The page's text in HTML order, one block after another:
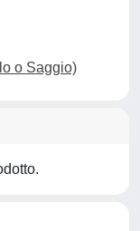
o Saggio)